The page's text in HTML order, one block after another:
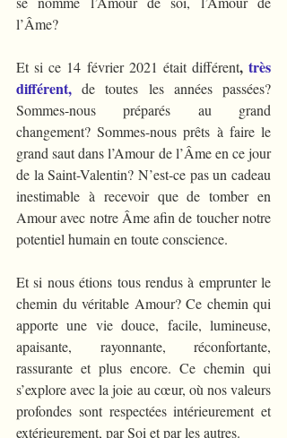
l’Âme?
Et si ce 14 février 2021 était différent, très
différent, de toutes les années passées?
Sommes-nous préparés au grand
changement? Sommes-nous prêts à faire le
grand saut dans l’Amour de l’Âme en ce jour
de la Saint-Valentin? N’est-ce pas un cadeau
inestimable à recevoir que de tomber en
Amour avec notre Âme afin de toucher notre
potentiel humain en toute conscience.
Et si nous étions tous rendus à emprunter le
chemin du véritable Amour? Ce chemin qui
apporte une vie douce, facile, lumineuse,
apaisante, rayonnante, réconfortante,
rassurante et plus encore. Ce chemin qui
s’explore avec la joie au cœur, où nos valeurs
profondes sont respectées intérieurement et
extérieurement, par Soi et par les autres.